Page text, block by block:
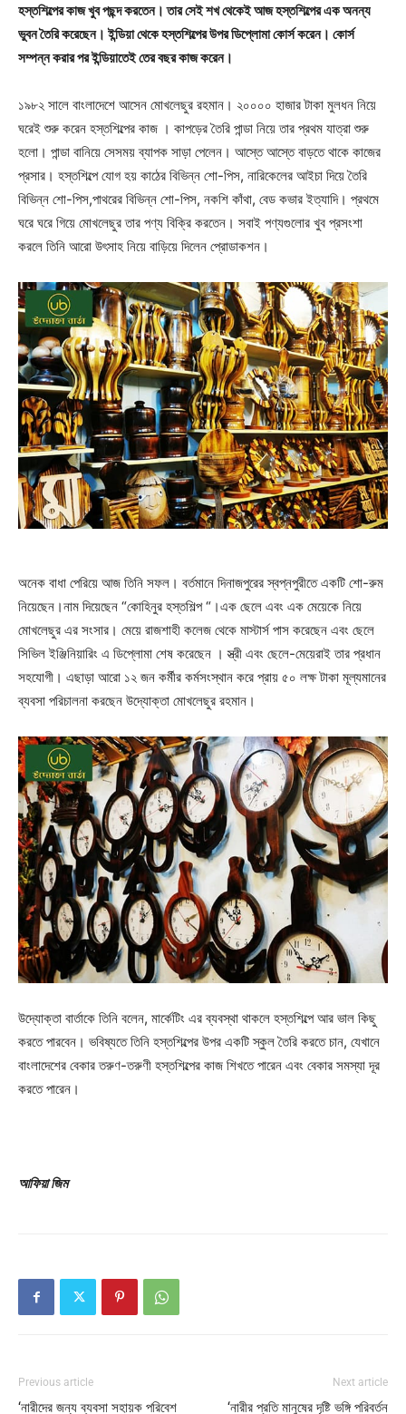
হস্তশিল্পের কাজ খুব পছন্দ করতেন। তার সেই শখ থেকেই আজ হস্তশিল্পের এক অনন্য
ভুবন তৈরি করেছেন। ইন্ডিয়া থেকে হস্তশিল্পের উপর ডিপ্লোমা কোর্স করেন। কোর্স
সম্পন্ন করার পর ইন্ডিয়াতেই তের বছর কাজ করেন।
১৯৮২ সালে বাংলাদেশে আসেন মোখলেছুর রহমান। ২০০০০ হাজার টাকা মুলধন নিয়ে
ঘরেই শুরু করেন হস্তশিল্পের কাজ । কাপড়ের তৈরি পান্ডা নিয়ে তার প্রথম যাত্রা শুরু
হলো। পান্ডা বানিয়ে সেসময় ব্যাপক সাড়া পেলেন। আস্তে আস্তে বাড়তে থাকে কাজের
প্রসার। হস্তশিল্পে যোগ হয় কাঠের বিভিন্ন শো-পিস, নারিকেলের আইচা দিয়ে তৈরি
বিভিন্ন শো-পিস,পাথরের বিভিন্ন শো-পিস, নকশি কাঁথা, বেড কভার ইত্যাদি। প্রথমে
ঘরে ঘরে গিয়ে মোখলেছুর তার পণ্য বিক্রি করতেন। সবাই পণ্যগুলোর খুব প্রসংশা
করলে তিনি আরো উৎসাহ নিয়ে বাড়িয়ে দিলেন প্রোডাকশন।
অনেক বাধা পেরিয়ে আজ তিনি সফল। বর্তমানে দিনাজপুরের স্বপ্নপুরীতে একটি শো-রুম
নিয়েছেন।নাম দিয়েছেন “কোহিনুর হস্তশিল্প “।এক ছেলে এবং এক মেয়েকে নিয়ে
মোখলেছুর এর সংসার। মেয়ে রাজশাহী কলেজ থেকে মাস্টার্স পাস করেছেন এবং ছেলে
সিভিল ইঞ্জিনিয়ারিং এ ডিপ্লোমা শেষ করেছেন । স্ত্রী এবং ছেলে-মেয়েরাই তার প্রধান
সহযোগী। এছাড়া আরো ১২ জন কর্মীর কর্মসংস্থান করে প্রায় ৫০ লক্ষ টাকা মূল্যমানের
ব্যবসা পরিচালনা করছেন উদ্যোক্তা মোখলেছুর রহমান।
উদ্যোক্তা বার্তাকে তিনি বলেন, মার্কেটিং এর ব্যবস্থা থাকলে হস্তশিল্পে আর ভাল কিছু
করতে পারবেন। ভবিষ্যতে তিনি হস্তশিল্পের উপর একটি স্কুল তৈরি করতে চান, যেখানে
বাংলাদেশের বেকার তরুণ-তরুণী হস্তশিল্পের কাজ শিখতে পারেন এবং বেকার সমস্যা দূর
করতে পারেন।
আফিয়া জিম
Previous article
‘নারীদের জন্য ব্যবসা সহায়ক পরিবেশ
Next article
‘নারীর প্রতি মানুষের দৃষ্টি ভঙ্গি পরিবর্তন